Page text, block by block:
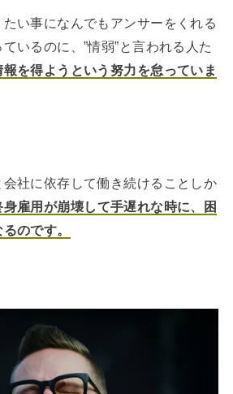
い事になんでもアンサーをくれる
ているのに、”情弱”と言われる人た
報を得ようという努力を怠っていま
社に依存して働き続けることしか
身雇用が崩壊して手遅れな時に、困
のです。